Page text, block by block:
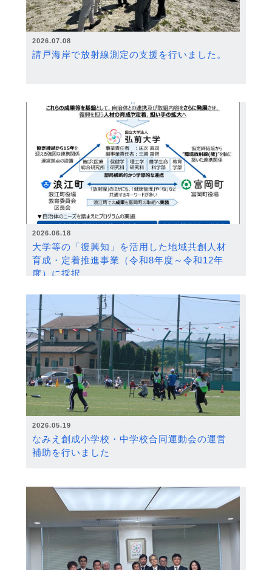
2026.07.08
請戸海岸で放射線測定の支援を行いました。
2026.06.18
大学等の「復興知」を活用した地域共創人材
育成・定着推進事業（令和8年度～令和12年
度）に採択
2026.05.19
なみえ創成小学校・中学校合同運動会の運営
補助を行いました